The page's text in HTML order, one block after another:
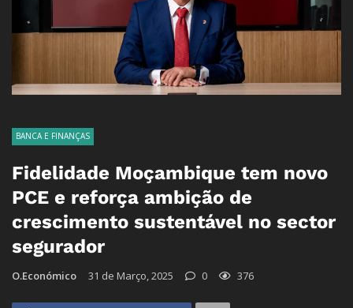
BANCA E FINANÇAS
Fidelidade Moçambique tem novo
PCE e reforça ambição de
crescimento sustentável no sector
segurador
O.Económico 31 de Março, 2025 0 376